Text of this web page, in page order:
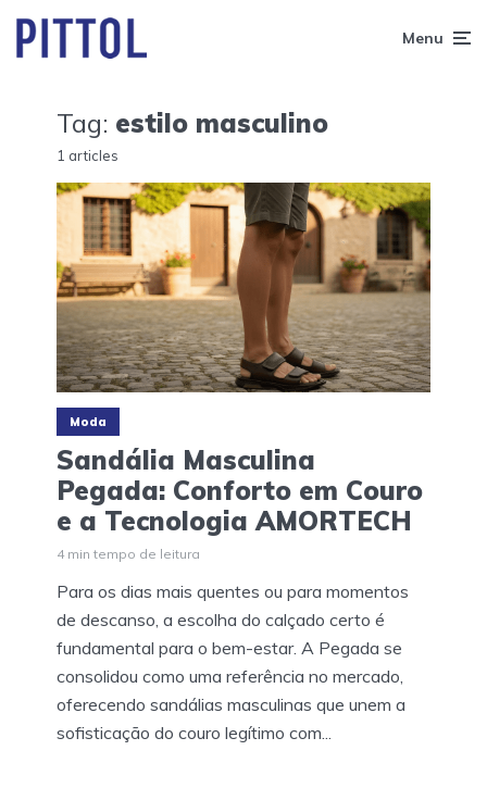
Menu
Tag: estilo masculino
1 articles
Moda
Sandália Masculina
Pegada: Conforto em Couro
e a Tecnologia AMORTECH
4 min tempo de leitura
Para os dias mais quentes ou para momentos
de descanso, a escolha do calçado certo é
fundamental para o bem-estar. A Pegada se
consolidou como uma referência no mercado,
oferecendo sandálias masculinas que unem a
sofisticação do couro legítimo com...